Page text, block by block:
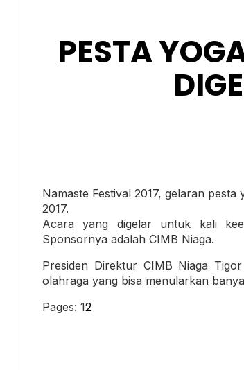
PESTA
Namaste Festival 2017, gelaran
2017.
Acara yang digelar untuk kali
Sponsornya adalah CIMB Niaga.
Presiden Direktur CIMB Niaga
olahraga yang bisa menularkan
Pages: 12